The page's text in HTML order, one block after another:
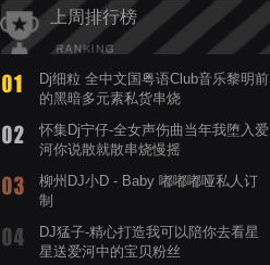
上周排行榜
Dj细粒 全中文国粤语Club音乐黎明前
的黑暗多元素私货串烧
怀集Dj宁仔-全女声伤曲当年我堕入爱
河你说散就散串烧慢摇
柳州DJ小D - Baby 嘟嘟嘟哑私人订
制
DJ猛子-精心打造我可以陪你去看星
星送爱河中的宝贝粉丝